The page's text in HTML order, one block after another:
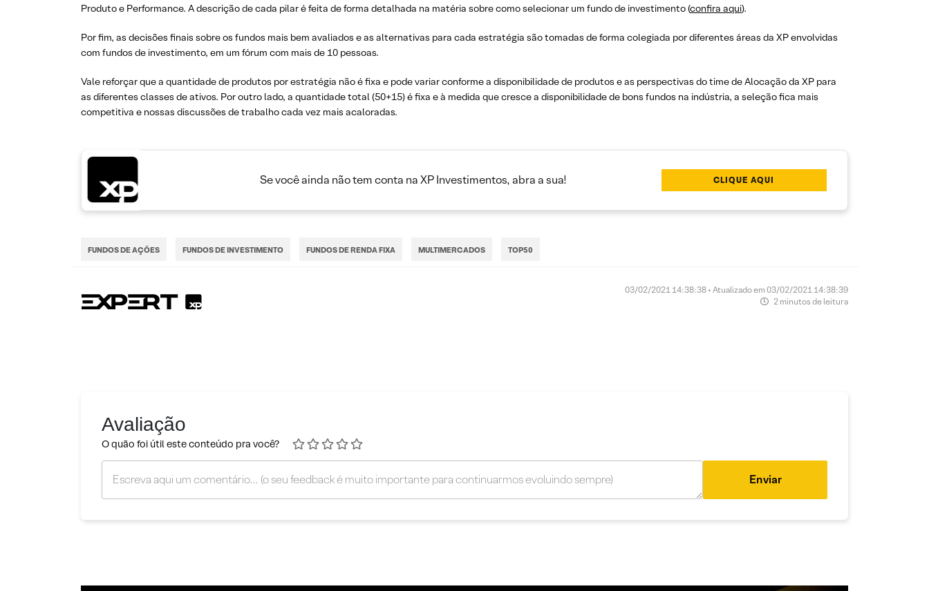
Produto e Performance. A descrição de cada pilar é feita de forma detalhada na matéria sobre como selecionar um fundo de investimento (confira aqui).
Por fim, as decisões finais sobre os fundos mais bem avaliados e as alternativas para cada estratégia são tomadas de forma colegiada por diferentes áreas da XP envolvidas
com fundos de investimento, em um fórum com mais de 10 pessoas.
Vale reforçar que a quantidade de produtos por estratégia não é fixa e pode variar conforme a disponibilidade de produtos e as perspectivas do time de Alocação da XP para
as diferentes classes de ativos. Por outro lado, a quantidade total (50+15) é fixa e à medida que cresce a disponibilidade de bons fundos na indústria, a seleção fica mais
competitiva e nossas discussões de trabalho cada vez mais acaloradas.
Se você ainda não tem conta na XP Investimentos, abra a sua! CLIQUE AQUI
FUNDOS DE AÇÕES FUNDOS DE INVESTIMENTO FUNDOS DE RENDA FIXA MULTIMERCADOS TOP50
03/02/2021 14:38:38 • Atualizado em 03/02/2021 14:38:39
2 minutos de leitura
Avaliação
O quão foi útil este conteúdo pra você?
Enviar